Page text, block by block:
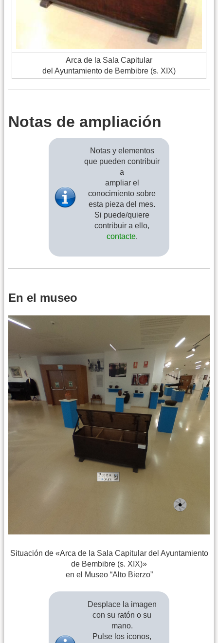
Arca de la Sala Capitular
del Ayuntamiento de Bembibre (s. XIX)
Notas de ampliación
Notas y elementos
que pueden contribuir
a
ampliar el
conocimiento sobre
esta pieza del mes.
Si puede/quiere
contribuir a ello,
contacte.
En el museo
Situación de «Arca de la Sala Capitular del Ayuntamiento
de Bembibre (s. XIX)»
en el Museo “Alto Bierzo”
Desplace la imagen
con su ratón o su
mano.
Pulse los iconos,